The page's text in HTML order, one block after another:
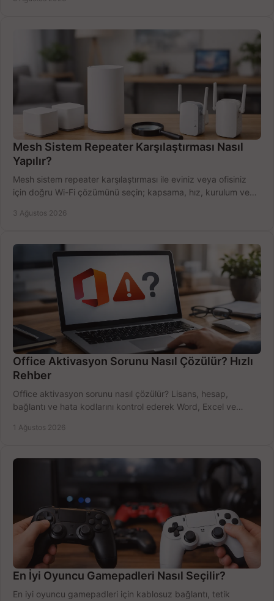
Mesh Sistem Repeater Karşılaştırması Nasıl
Yapılır?
Mesh sistem repeater karşılaştırması ile eviniz veya ofisiniz
için doğru Wi-Fi çözümünü seçin; kapsama, hız, kurulum ve
3 Ağustos 2026
Office Aktivasyon Sorunu Nasıl Çözülür? Hızlı
Rehber
Office aktivasyon sorunu nasıl çözülür? Lisans, hesap,
bağlantı ve hata kodlarını kontrol ederek Word, Excel ve
1 Ağustos 2026
En İyi Oyuncu Gamepadleri Nasıl Seçilir?
En iyi oyuncu gamepadleri için kablosuz bağlantı, tetik